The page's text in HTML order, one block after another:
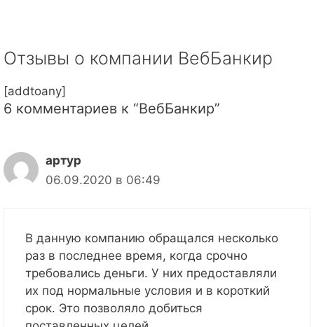
Отзывы о компании ВебБанкир
[addtoany]
6 комментариев к “ВебБанкир”
артур
06.09.2020 в 06:49
В данную компанию обращался несколько
раз в последнее время, когда срочно
требовались деньги. У них предоставляли
их под нормальные условия и в короткий
срок. Это позволяло добиться